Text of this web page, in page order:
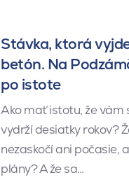
Stávka, ktorá
betón. Na
po istote
Ako mať istotu, že vám
vydrží desiatky rokov?
nezaskočí ani počasie,
plány? A že sa…